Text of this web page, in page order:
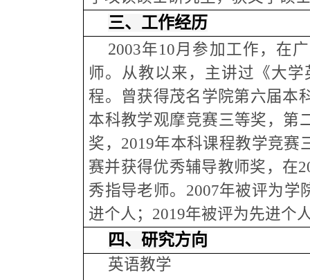
三、工作经历
2003年10月参加工作，在
师。从教以来，主讲过《大
程。曾获得茂名学院第六届本
本科教学观摩竞赛三等奖，第
奖， 2019年本科课程教学竞赛
赛并获得优秀辅导教师奖，在
秀指导老师。 2007年被评为学
进个人； 2019年被评为先进个
四、研究方向
英语教学